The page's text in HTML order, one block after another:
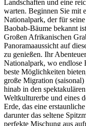
Landschaften und eine
warten. Beginnen Sie mit
Nationalpark, der für
Baobab-Bäume bekannt
Großen Afrikanischen
Panoramaaussicht auf
zu genießen. Ihr
Nationalpark, wo endlose
beste Möglichkeiten
große Migration
hinab in den
Weltkulturerbe und eines
Erde, das eine
darunter das seltene
perfekte Mischung aus